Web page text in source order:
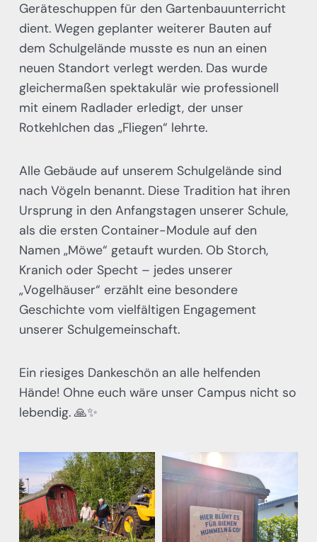
Geräteschuppen für den Gartenbauunterricht
dient. Wegen geplanter weiterer Bauten auf
dem Schulgelände musste es nun an einen
neuen Standort verlegt werden. Das wurde
gleichermaßen spektakulär wie professionell
mit einem Radlader erledigt, der unser
Rotkehlchen das „Fliegen“ lehrte.
Alle Gebäude auf unserem Schulgelände sind
nach Vögeln benannt. Diese Tradition hat ihren
Ursprung in den Anfangstagen unserer Schule,
als die ersten Container-Module auf den
Namen „Möwe“ getauft wurden. Ob Storch,
Kranich oder Specht – jedes unserer
„Vogelhäuser“ erzählt eine besondere
Geschichte vom vielfältigen Engagement
unserer Schulgemeinschaft.
Ein riesiges Dankeschön an alle helfenden
Hände! Ohne euch wäre unser Campus nicht so
lebendig. 🙏✨